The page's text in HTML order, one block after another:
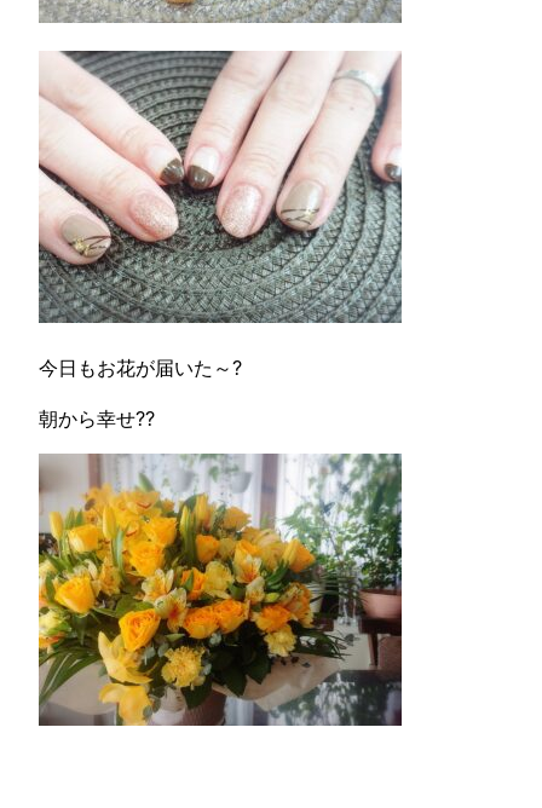
今日もお花が届いた～?
朝から幸せ??